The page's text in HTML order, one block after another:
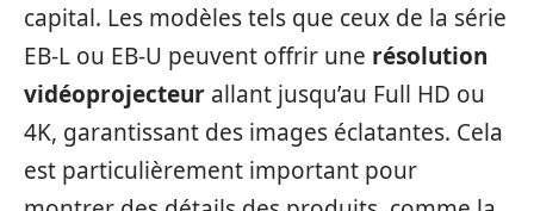
capital. Les modèles tels que ceux de la série
EB-L ou EB-U peuvent offrir une résolution
vidéoprojecteur allant jusqu’au Full HD ou
4K, garantissant des images éclatantes. Cela
est particulièrement important pour